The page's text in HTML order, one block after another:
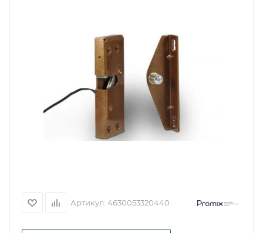
Артикул: 4630053320440